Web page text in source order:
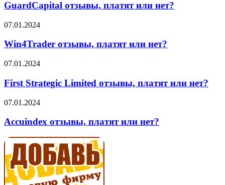
платят
или
нет?
GuardCapital отзывы, платят или нет?
Win4Trader
платят
нет?
07.01.2024
Win4Trader отзывы, платят или нет?
First
Limited
отзывы,
платят
или
нет?
07.01.2024
First Strategic Limited отзывы, платят или нет?
Accuindex
платят
нет?
07.01.2024
Accuindex отзывы, платят или нет?